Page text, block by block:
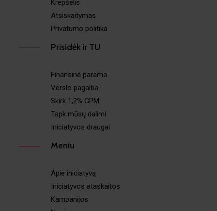
Krepšelis
Atsiskaitymas
Privatumo politika
Prisidėk ir TU
Finansinė parama
Verslo pagalba
Skirk 1,2% GPM
Tapk mūsų dalimi
Iniciatyvos draugai
Meniu
Apie iniciatyvą
Iniciatyvos ataskaitos
Kampanijos